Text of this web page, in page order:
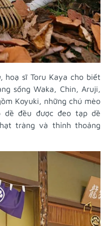
, hoạ sĩ Toru Kaya cho biết
sống Waka, Chin, Aruji,
Koyuki, những chú mèo
dề đều được đeo tạp dề
tràng và thỉnh thoảng